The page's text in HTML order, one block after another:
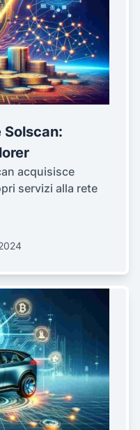
acquisisce
servizi alla rete